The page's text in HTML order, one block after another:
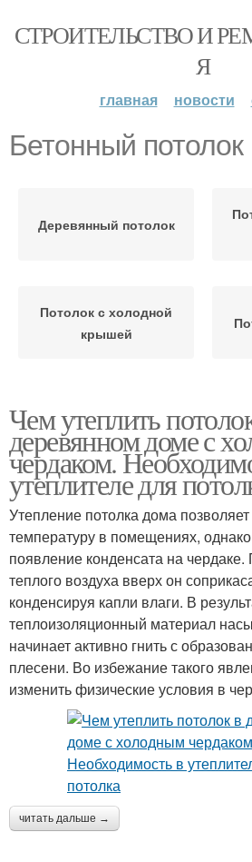
СТРОИТЕЛЬСТВО И
Я
главная новости
Бетонный потолок
Деревянный потолок
Потолок с холодной
крышей
Потолок в доме
Черновой потолок
Потолок к покраске
чердаке
Чем утеплить
деревянном доме с
чердаком.
утеплителе для
Утепление потолка дома
температуру в помещениях,
появление конденсата на
теплого воздуха вверх он
конденсируя капли влаги. В
теплоизоляционный материал
начинает активно гнить с
плесени. Во избежание такого
изменить физические условия в
читать дальше →